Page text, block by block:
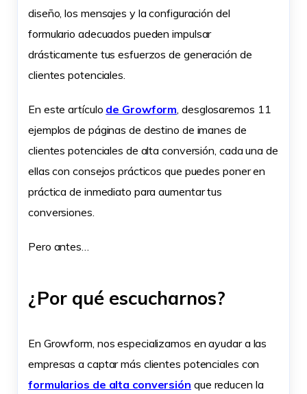
diseño, los mensajes y la configuración del
formulario adecuados pueden impulsar
drásticamente tus esfuerzos de generación de
clientes potenciales.
En este artículo de Growform, desglosaremos 11
ejemplos de páginas de destino de imanes de
clientes potenciales de alta conversión, cada una de
ellas con consejos prácticos que puedes poner en
práctica de inmediato para aumentar tus
conversiones.
Pero antes…
¿Por qué escucharnos?
En Growform, nos especializamos en ayudar a las
empresas a captar más clientes potenciales con
formularios de alta conversión que reducen la